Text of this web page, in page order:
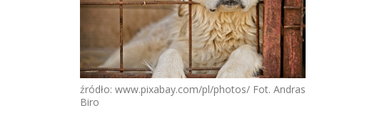
źródło: www.pixabay.com/pl/photos/ Fot. Andras
Biro